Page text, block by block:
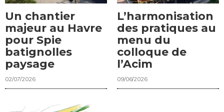
Un chantier
majeur au Havre
pour Spie
batignolles
paysage
02/07/2026
L’harmonisation
des pratiques au
menu du
colloque de
l’Acim
09/06/2026